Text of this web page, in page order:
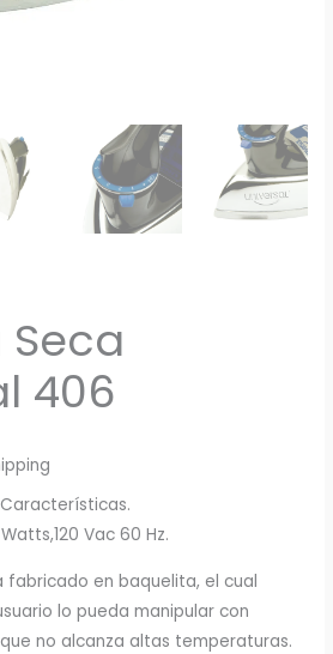
406
Características.
Vac 60 Hz.
fabricado en baquelita, el cual
lo pueda manipular con
no alcanza altas temperaturas.